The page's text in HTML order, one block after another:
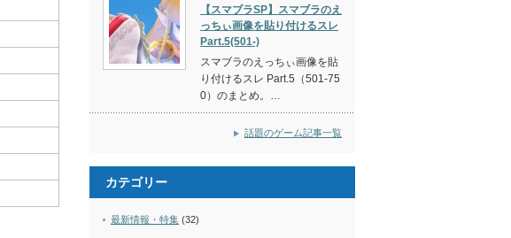
【スマブラSP】スマブラのえ
っちぃ画像を貼り付けるスレ
Part.5(501-)
スマブラのえっちぃ画像を貼
り付けるスレ Part.5（501-75
0）のまとめ。…
話題のゲーム記事一覧
カテゴリー
最新情報・特集 (32)